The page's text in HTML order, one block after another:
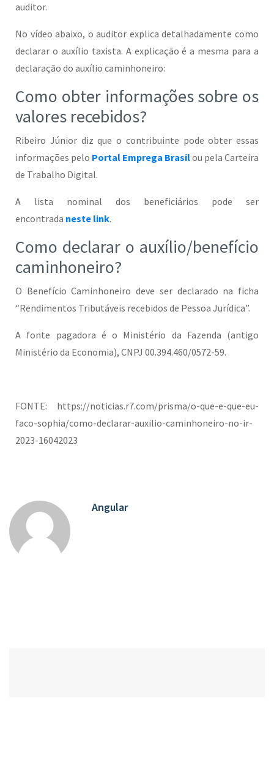
auditor.
No vídeo abaixo, o auditor explica detalhadamente como
declarar o auxílio taxista. A explicação é a mesma para a
declaração do auxílio caminhoneiro:
Como obter informações sobre os
valores recebidos?
Ribeiro Júnior diz que o contribuinte pode obter essas
informações pelo Portal Emprega Brasilou pela Carteira
de Trabalho Digital.
A lista nominal dos beneficiários pode ser
encontrada neste link.
Como declarar o auxílio/benefício
caminhoneiro?
O Benefício Caminhoneiro deve ser declarado na ficha
“Rendimentos Tributáveis recebidos de Pessoa Jurídica”.
A fonte pagadora é o Ministério da Fazenda (antigo
Ministério da Economia), CNPJ 00.394.460/0572-59.
FONTE: https://noticias.r7.com/prisma/o-que-e-que-eu-
faco-sophia/como-declarar-auxilio-caminhoneiro-no-ir-
2023-16042023
Angular